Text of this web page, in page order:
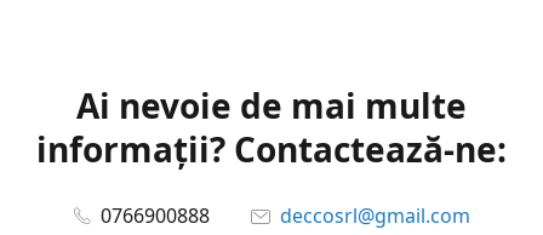
Ai nevoie de mai multe
informații? Contactează-ne:
0766900888 deccosrl@gmail.com